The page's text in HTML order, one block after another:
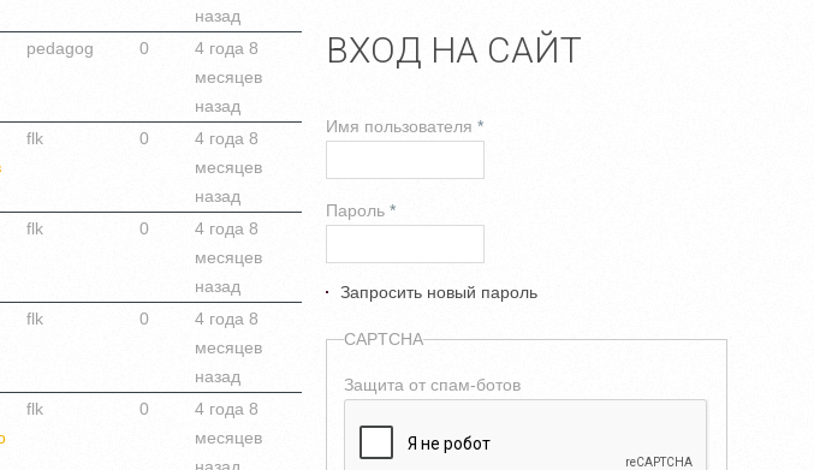
ВХОД НА САЙТ
Имя пользователя *
Пароль *
Запросить новый пароль
CAPTCHA
Защита от спам-ботов
назад
pedagog 0
4 года 8
месяцев
назад
flk 0
4 года 8
месяцев
назад
flk 0
4 года 8
месяцев
назад
flk 0
4 года 8
месяцев
назад
flk 0
4 года 8
месяцев